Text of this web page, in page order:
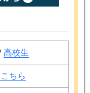
高校生
ちら